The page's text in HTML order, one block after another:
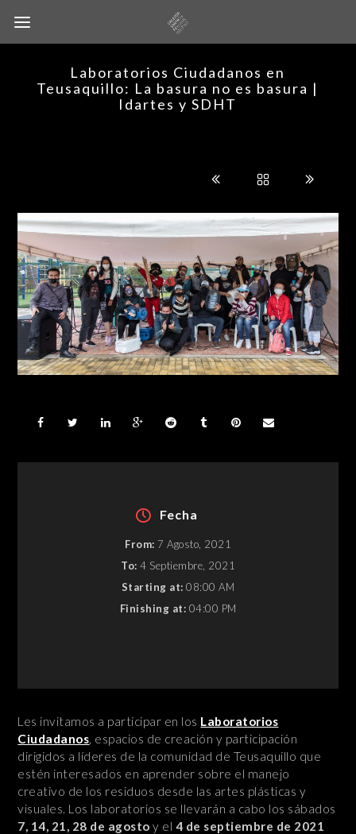
Laboratorios Ciudadanos en
Teusaquillo: La basura no es basura |
Idartes y SDHT
Fecha
From: 7 Agosto, 2021
To: 4 Septiembre, 2021
Starting at: 08:00 AM
Finishing at: 04:00 PM
Les invitamos a participar en los Laboratorios
Ciudadanos, espacios de creación y participación
dirigidos a líderes de la comunidad de Teusaquillo que
estén interesados en aprender sobre el manejo
creativo de los residuos desde las artes plásticas y
visuales. Los laboratorios se llevarán a cabo los sábados
7, 14, 21, 28 de agosto y el 4 de septiembre de 2021